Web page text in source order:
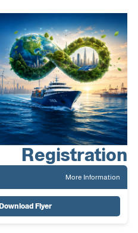
Registration
More Information
Download Flyer